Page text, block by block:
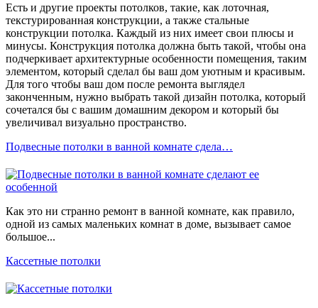
Есть и другие проекты потолков, такие, как лоточная,
текстурированная конструкции, а также стальные
конструкции потолка. Каждый из них имеет свои плюсы и
минусы. Конструкция потолка должна быть такой, чтобы она
подчеркивает архитектурные особенности помещения, таким
элементом, который сделал бы ваш дом уютным и красивым.
Для того чтобы ваш дом после ремонта выглядел
законченным, нужно выбрать такой дизайн потолка, который
сочетался бы с вашим домашним декором и который бы
увеличивал визуально пространство.
Подвесные потолки в ванной комнате сдела…
Как это ни странно ремонт в ванной комнате, как правило,
одной из самых маленьких комнат в доме, вызывает самое
большое...
Кассетные потолки